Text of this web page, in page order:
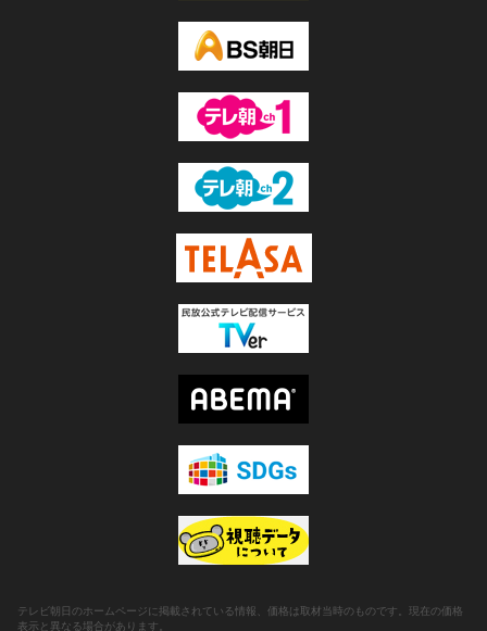
テレビ朝日のホームページに掲載されている情報、価格は取材当時のものです。現在の価格
表示と異なる場合があります。